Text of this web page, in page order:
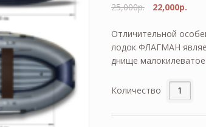
25,000р. 22,000р.
Отличительной
лодок ФЛАГМАН
днище малокилеватое.
Количество